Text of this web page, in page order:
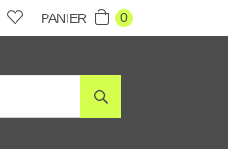
PANIER 0